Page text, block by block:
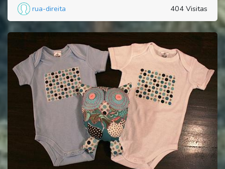
rua-direita 404 Visitas